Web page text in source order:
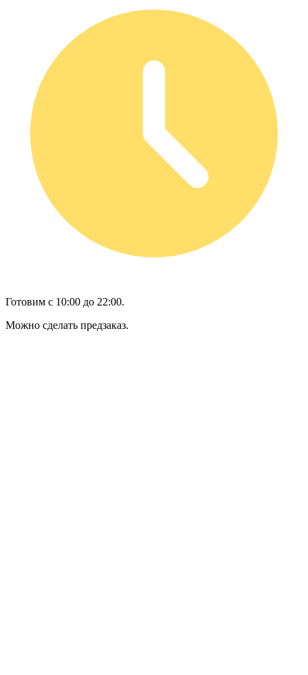
Готовим с 10:00 до 22:00.
Можно сделать предзаказ.